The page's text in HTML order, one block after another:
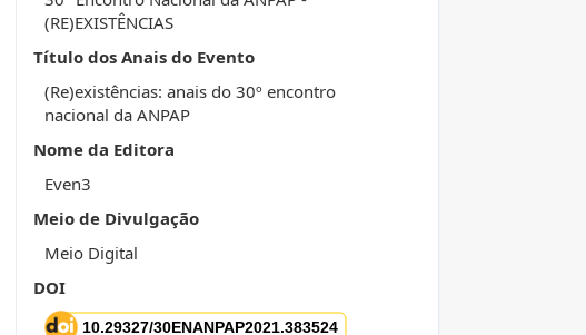
(RE)EXISTÊNCIAS
Título dos Anais do Evento
(Re)existências: anais do 30º encontro
nacional da ANPAP
Nome da Editora
Even3
Meio de Divulgação
Meio Digital
DOI